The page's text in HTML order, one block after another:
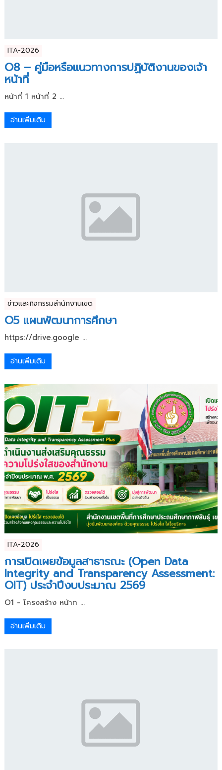
ITA-2026
O8 – คู่มือหรือแนวทางการปฏิบัติงานของเจ้า
หน้าที่
หน้าที่ 1 หน้าที่ 2 ...
อ่านเพิ่มเติม
ข่าวและกิจกรรมสำนักงานเขต
O5 แผนพัฒนาการศึกษา
https://drive.google ...
อ่านเพิ่มเติม
ITA-2026
การเปิดเผยข้อมูลสาธารณะ (Open Data
Integrity and Transparency Assessment:
OIT) ประจำปีงบประมาณ 2569
O1 - โครงสร้าง หน้าท ...
อ่านเพิ่มเติม